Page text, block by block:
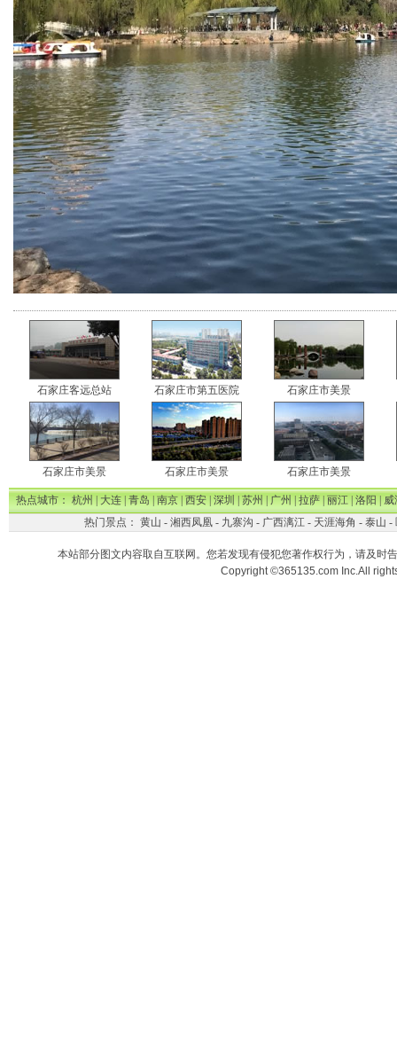
石家庄客远总站 石家庄市第五医院 石家庄市美景
石家庄市美景 石家庄市美景 石家庄市美景
热点城市：杭州|大连|青岛|南京|西安|深圳|苏州|广州|拉萨|丽江|洛阳|威
热门景点： 黄山 - 湘西凤凰- 九寨沟 - 广西漓江- 天涯海角 - 泰山 -
本站部分图文内容取自互联网。您若发现有侵犯您著作权行为，请及时
Copyright ©365135.com Inc.All